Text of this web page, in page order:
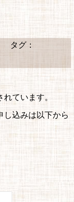
タグ：
ています。
し込みは以下から